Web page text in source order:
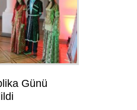
Günü